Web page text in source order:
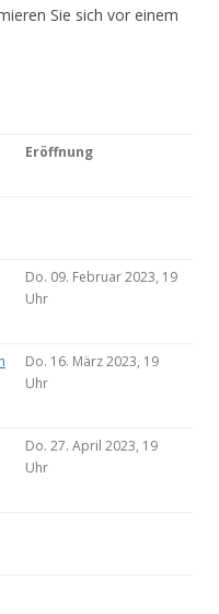
Sie sich vor einem
Eröffnung
Do. 09. Februar 2023, 19
Uhr
Do. 16. März 2023, 19
Uhr
Do. 27. April 2023, 19
Uhr